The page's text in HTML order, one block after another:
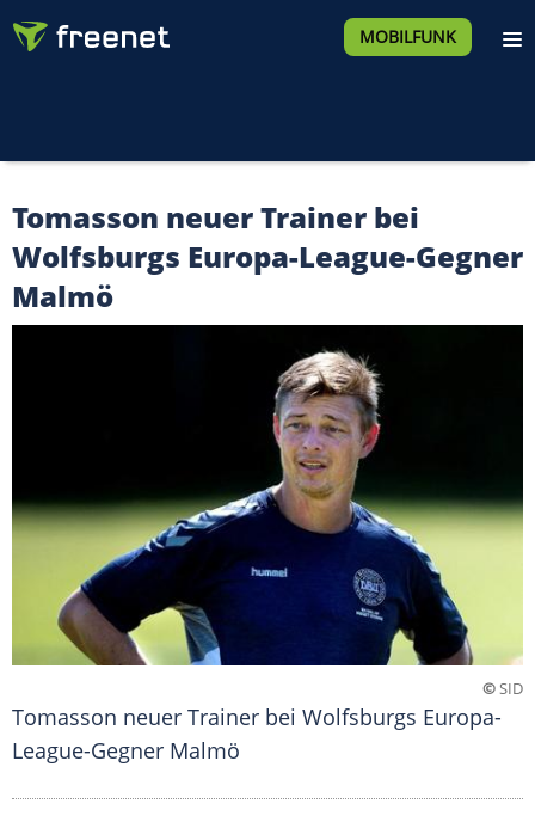
MOBILFUNK
Tomasson neuer Trainer bei
Wolfsburgs Europa-League-Gegner
Malmö
©SID
Tomasson neuer Trainer bei Wolfsburgs Europa-
League-Gegner Malmö